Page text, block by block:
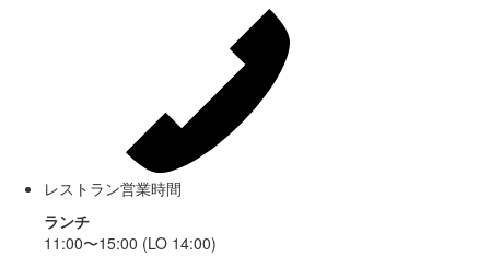
レストラン営業時間
ランチ
11:00〜15:00 (LO 14:00)